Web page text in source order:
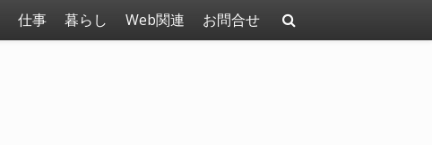
仕事 暮らし Web関連 お問合せ